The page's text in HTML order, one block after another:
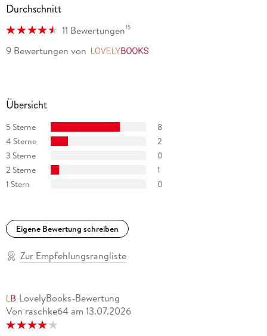
Reisemagazine. Zuvor arbeitete er u. a. für das Magazin "SZ
Wissen", den "Spiegel" und "Mare". Er hat mehrere Bücher
verfasst, zuletzt »Tsum - eine Himalaya-Expedition in das Tal
des Glücks«.
Durchschnitt
11 Bewertungen15
9 Bewertungen von
Übersicht
5 Sterne
8
4 Sterne
2
3 Sterne
0
2 Sterne
1
1 Stern
0
Eigene Bewertung schreiben
Zur Empfehlungsrangliste
LovelyBooks-Bewertung
Von raschke64 am 13.07.2026